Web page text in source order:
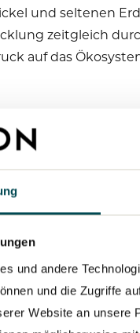
und andere
und die Zugriffe
Website an
und seltenen
zeitgleich
auf das
zu meistern,
hebt konkrete
und gleichzeitig
nach Standards
insbesondere
die
der
Fortschritte